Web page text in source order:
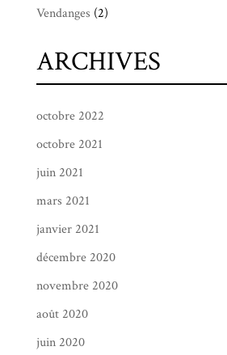
Vendanges (2)
ARCHIVES
octobre 2022
octobre 2021
juin 2021
mars 2021
janvier 2021
décembre 2020
novembre 2020
août 2020
juin 2020